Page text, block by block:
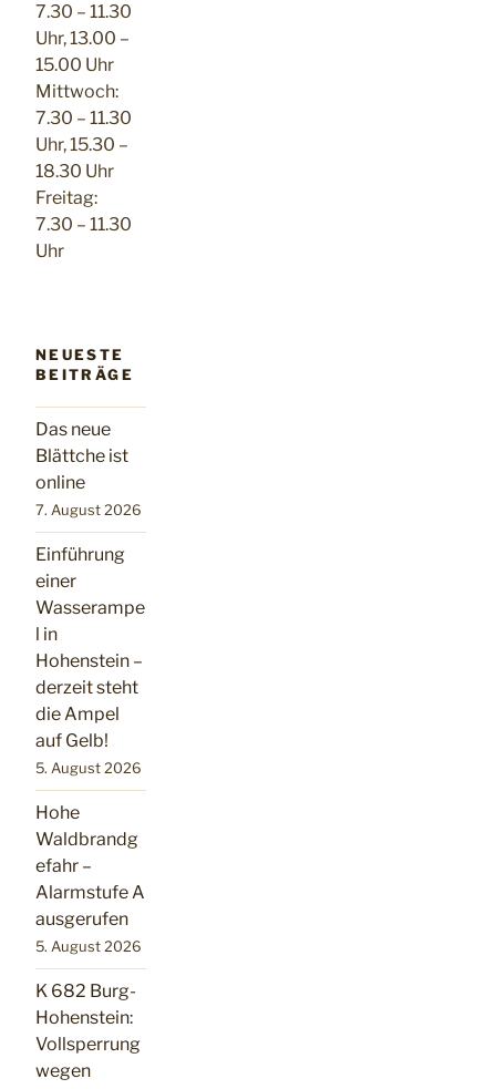
7.30 – 11.30
Uhr, 13.00 –
15.00 Uhr
Mittwoch:
7.30 – 11.30
Uhr, 15.30 –
18.30 Uhr
Freitag:
7.30 – 11.30
Uhr
NEUESTE
BEITRÄGE
Das neue
Blättche ist
online
7. August 2026
Einführung
einer
Wasserampe
l in
Hohenstein –
derzeit steht
die Ampel
auf Gelb!
5. August 2026
Hohe
Waldbrandg
efahr –
Alarmstufe A
ausgerufen
5. August 2026
K 682 Burg-
Hohenstein:
Vollsperrung
wegen